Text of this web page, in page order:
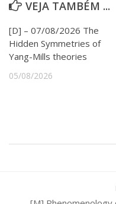
VEJA TAMBÉM ...
[D] – 07/08/2026 The
Hidden Symmetries of
Yang-Mills theories
05/08/2026